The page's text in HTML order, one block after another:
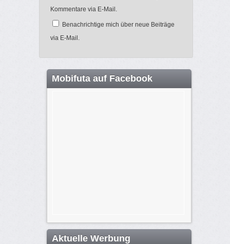
Kommentare via E-Mail.
Benachrichtige mich über neue Beiträge
via E-Mail.
Mobifuta auf Facebook
Aktuelle Werbung